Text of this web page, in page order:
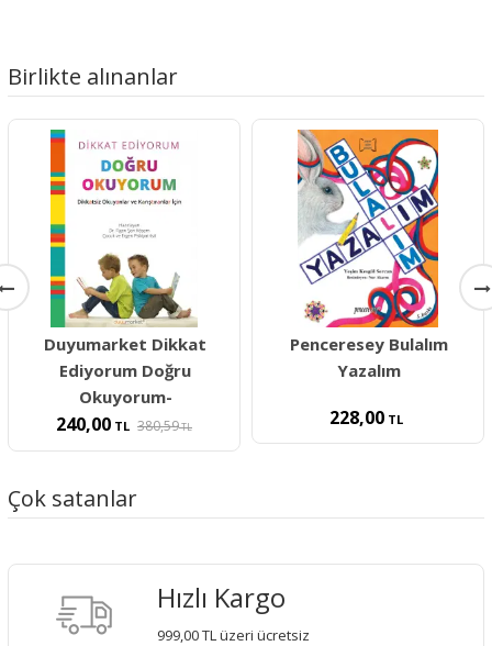
Birlikte alınanlar
Duyumarket Dikkat
Ediyorum Doğru
Okuyorum-
240,00 TL 380,59TL
Penceresey Bulalım
Yazalım
228,00 TL
Çok satanlar
Hızlı Kargo
999,00 TL üzeri ücretsiz